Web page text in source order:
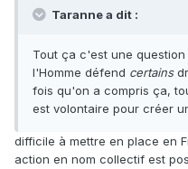
Taranne a dit :
Tout ça c'est une
l'Homme défend certains
fois qu'on a compris ça,
est volontaire pour créer
difficile à mettre en place en
action en nom collectif est